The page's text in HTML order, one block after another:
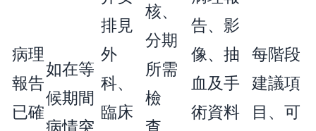
病理
報告
已確
如在等
候期間
病情突
排見
外
科、
臨床
核、
分期
所需
檢
查、
告、影
像、抽
血及手
術資料
每階段
建議項
目、可